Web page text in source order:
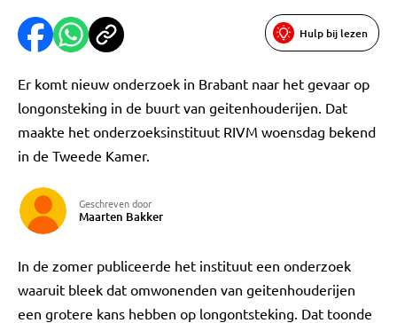
Hulp bij lezen
Er komt nieuw onderzoek in Brabant naar het gevaar op
longonsteking in de buurt van geitenhouderijen. Dat
maakte het onderzoeksinstituut RIVM woensdag bekend
in de Tweede Kamer.
Geschreven door
Maarten Bakker
In de zomer publiceerde het instituut een onderzoek
waaruit bleek dat omwonenden van geitenhouderijen
een grotere kans hebben op longontsteking. Dat toonde